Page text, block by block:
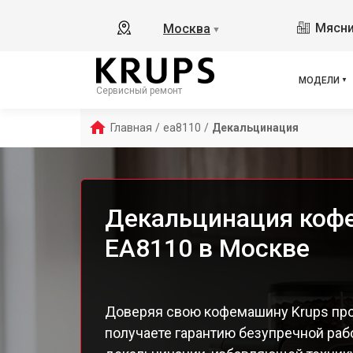
Москва ▼
Сервисный ремонт
МОДЕЛИ
EA
Главная / ea8110 / Декальцинация
Декальцинация
EA8110 в Москве
Доверяя свою кофемашину Krups
получаете гарантию безупречной